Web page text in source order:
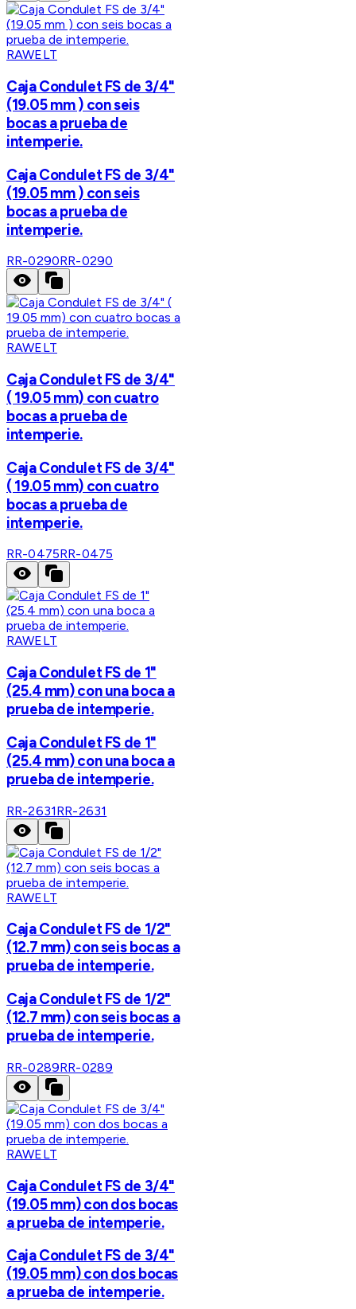
RAWELT
Caja Condulet FS de 3/4"
(19.05 mm ) con seis
bocas a prueba de
intemperie.
Caja Condulet FS de 3/4"
(19.05 mm ) con seis
bocas a prueba de
intemperie.
RR-0290RR-0290
RAWELT
Caja Condulet FS de 3/4"
( 19.05 mm) con cuatro
bocas a prueba de
intemperie.
Caja Condulet FS de 3/4"
( 19.05 mm) con cuatro
bocas a prueba de
intemperie.
RR-0475RR-0475
RAWELT
Caja Condulet FS de 1"
(25.4 mm) con una boca a
prueba de intemperie.
Caja Condulet FS de 1"
(25.4 mm) con una boca a
prueba de intemperie.
RR-2631RR-2631
RAWELT
Caja Condulet FS de 1/2"
(12.7 mm) con seis bocas a
prueba de intemperie.
Caja Condulet FS de 1/2"
(12.7 mm) con seis bocas a
prueba de intemperie.
RR-0289RR-0289
RAWELT
Caja Condulet FS de 3/4"
(19.05 mm) con dos bocas
a prueba de intemperie.
Caja Condulet FS de 3/4"
(19.05 mm) con dos bocas
a prueba de intemperie.